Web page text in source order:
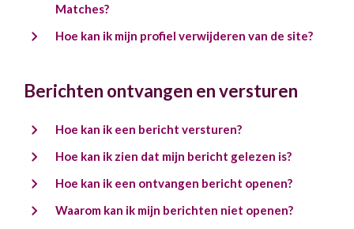
Matches?
Hoe kan ik mijn profiel verwijderen van de site?
Berichten ontvangen en versturen
Hoe kan ik een bericht versturen?
Hoe kan ik zien dat mijn bericht gelezen is?
Hoe kan ik een ontvangen bericht openen?
Waarom kan ik mijn berichten niet openen?